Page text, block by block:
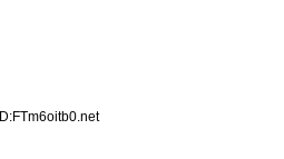
ID:FTm6oitb0.net